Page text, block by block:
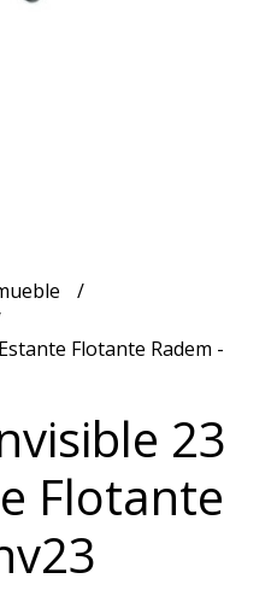
Flotante Radem -
23
Flotante